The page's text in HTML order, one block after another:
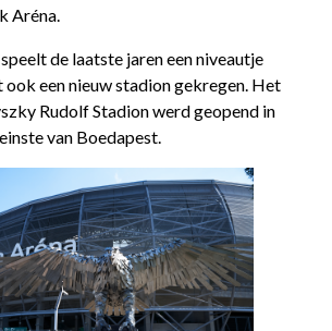
Aréna.
de laatste jaren een niveautje
ook een nieuw stadion gekregen. Het
Rudolf Stadion werd geopend in
van Boedapest.